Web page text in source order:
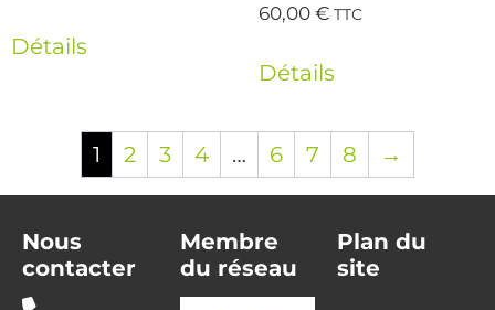
Détails
60,00€ TTC
Détails
1 2 3 4 … 6 7 8 →
Nous
contacter
Membre
du réseau
Plan du
site